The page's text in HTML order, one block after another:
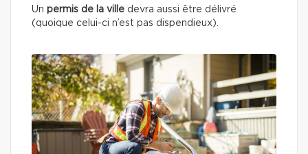
Un permis de la ville devra aussi être délivré
(quoique celui-ci n’est pas dispendieux).